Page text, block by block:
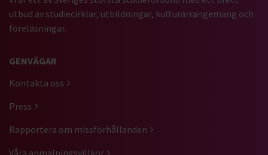
utbud av studiecirklar, utbildningar, kulturarrangemang och
föreläsningar.
GENVÄGAR
Kontakta oss
Press
Rapportera om missförhållanden
Våra anmälningsvillkor